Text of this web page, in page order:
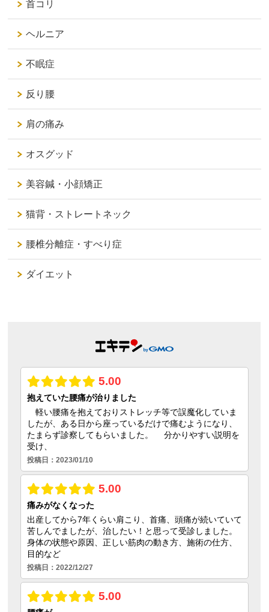
首コリ
ヘルニア
不眠症
反り腰
肩の痛み
オスグッド
美容鍼・小顔矯正
猫背・ストレートネック
腰椎分離症・すべり症
ダイエット